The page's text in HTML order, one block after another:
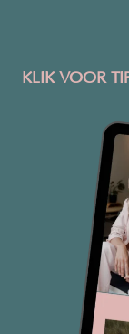
KLIK VOOR